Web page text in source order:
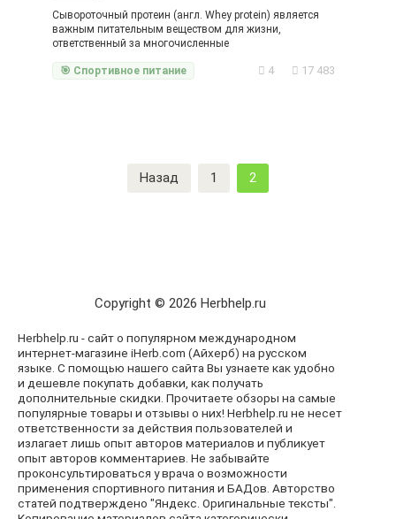
Сывороточный протеин (англ. Whey protein) является
важным питательным веществом для жизни,
ответственный за многочисленные
🎯 Спортивное питание 4 17 483
Назад 1 2
Copyright © 2026 Herbhelp.ru
Herbhelp.ru - сайт о популярном международном
интернет-магазине iHerb.com (Айхерб) на русском
языке. С помощью нашего сайта Вы узнаете как удобно
и дешевле покупать добавки, как получать
дополнительные скидки. Прочитаете обзоры на самые
популярные товары и отзывы о них! Herbhelp.ru не несет
ответственности за действия пользователей и
излагает лишь опыт авторов материалов и публикует
опыт авторов комментариев. Не забывайте
проконсультироваться у врача о возможности
применения спортивного питания и БАДов. Авторство
статей подтверждено "Яндекс. Оригинальные тексты".